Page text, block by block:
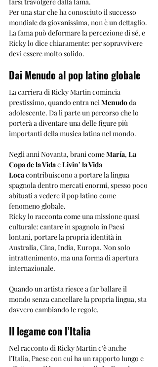
Per una star che ha conosciuto il successo
mondiale da giovanissima, non è un dettaglio.
La fama può deformare la percezione di sé, e
Ricky lo dice chiaramente: per sopravvivere
devi essere molto solido.
Dai Menudo al pop latino globale
La carriera di Ricky Martin comincia
prestissimo, quando entra nei Menudo da
adolescente. Da lì parte un percorso che lo
porterà a diventare una delle figure più
importanti della musica latina nel mondo.
Negli anni Novanta, brani come María, La
Copa de la Vida e Livin’ la Vida
Loca contribuiscono a portare la lingua
spagnola dentro mercati enormi, spesso poco
abituati a vedere il pop latino come
fenomeno globale.
Ricky lo racconta come una missione quasi
culturale: cantare in spagnolo in Paesi
lontani, portare la propria identità in
Australia, Cina, India, Europa. Non solo
intrattenimento, ma una forma di apertura
internazionale.
Quando un artista riesce a far ballare il
mondo senza cancellare la propria lingua, sta
davvero cambiando le regole.
Il legame con l’Italia
Nel racconto di Ricky Martin c’è anche
l’Italia, Paese con cui ha un rapporto lungo e